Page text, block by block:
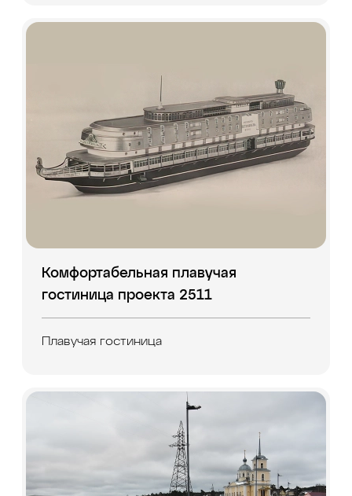
Комфортабельная плавучая
гостиница проекта 2511
Плавучая гостиница